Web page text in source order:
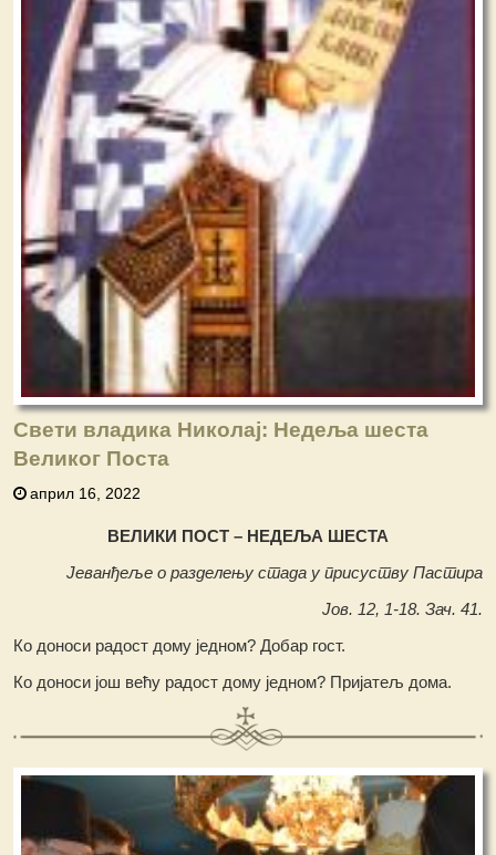
Свети владика Николај: Недеља шеста
Великог Поста
април 16, 2022
ВЕЛИКИ ПОСТ – НЕДЕЉА ШЕСТА
Јеванђеље о разделењу стада у присуству Пастира
Јов. 12, 1-18. Зач. 41.
Ко доноси радост дому једном? Добар гост.
Ко доноси још већу радост дому једном? Пријатељ дома.